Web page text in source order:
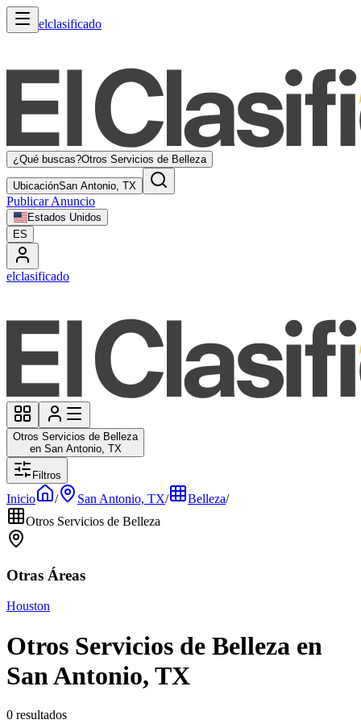
elclasificado
¿Qué buscas?Otros Servicios de Belleza
UbicaciónSan Antonio, TX
Publicar Anuncio
Estados Unidos
ES
elclasificado
Otros Servicios de Belleza
en San Antonio, TX
Filtros
Inicio / San Antonio, TX/ Belleza/
Otros Servicios de Belleza
Otras Áreas
Houston
Otros Servicios de Belleza en
San Antonio, TX
0 resultados